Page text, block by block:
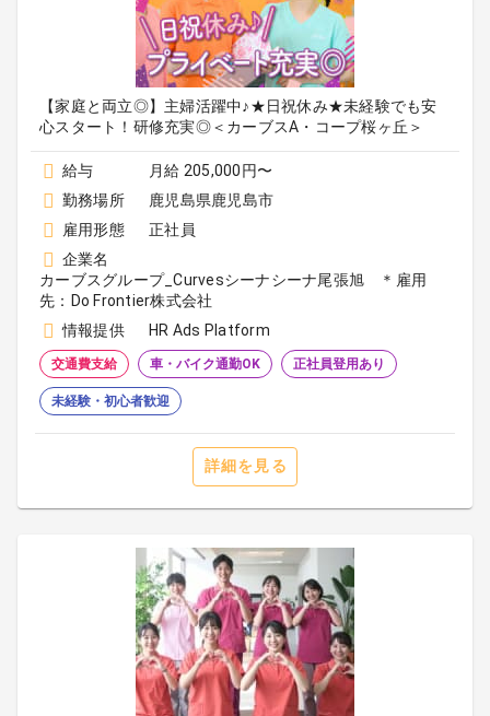
【家庭と両立◎】主婦活躍中♪★日祝休み★未経験でも安
心スタート！研修充実◎＜カーブスA・コープ桜ヶ丘＞
給与
月給 205,000円〜
勤務場所
鹿児島県鹿児島市
雇用形態
正社員
企業名
カーブスグループ_Curvesシーナシーナ尾張旭 ＊雇用
先：Do Frontier株式会社
情報提供
HR Ads Platform
交通費支給 車・バイク通勤OK 正社員登用あり
未経験・初心者歓迎
詳細を見る